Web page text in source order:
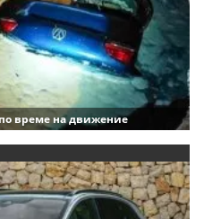
време на движение